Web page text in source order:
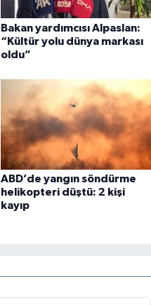
Bakan yardımcısı Alpaslan:
“Kültür yolu dünya markası
oldu”
ABD’de yangın söndürme
helikopteri düştü: 2 kişi
kayıp